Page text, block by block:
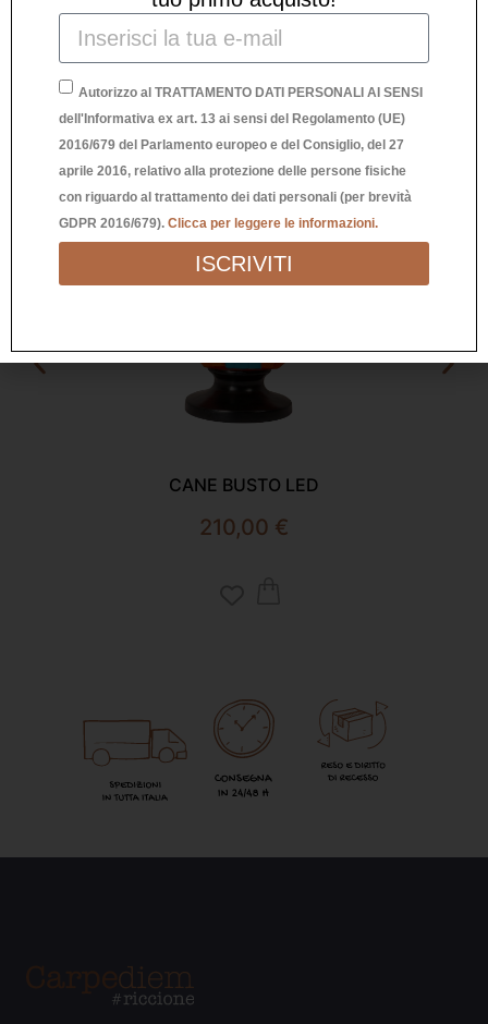
CANE BUSTO LED
210,00 €
Autorizzo al TRATTAMENTO DATI PERSONALI AI SENSI
dell'Informativa ex art. 13 ai sensi del Regolamento (UE)
2016/679 del Parlamento europeo e del Consiglio, del 27
aprile 2016, relativo alla protezione delle persone fisiche
con riguardo al trattamento dei dati personali (per brevità
GDPR 2016/679). Clicca per leggere le informazioni.
ISCRIVITI